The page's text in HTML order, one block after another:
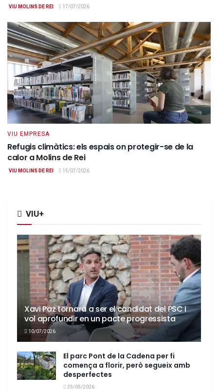
VIU MOLINS DE REI 17/07/2026
VIU EMPRESA
Refugis climàtics: els espais on protegir-se de la
calor a Molins de Rei
VIU MOLINS DE REI 15/07/2026
VIU+
Xavi Paz tornarà a ser el candidat del PSC i
vol aprofundir en un pacte progressista
10/07/2026
El parc Pont de la Cadena per fi
comença a florir, però segueix amb
desperfectes
25/05/2026